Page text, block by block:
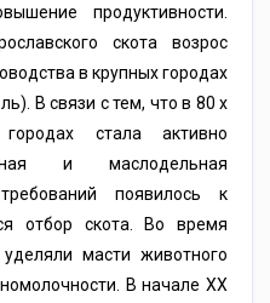
продуктивности.
скота возрос
в крупных городах
В связи с тем, что в 80 х
стала активно
и маслодельная
появилось к
отбор скота. Во время
масти животного
В начале XX